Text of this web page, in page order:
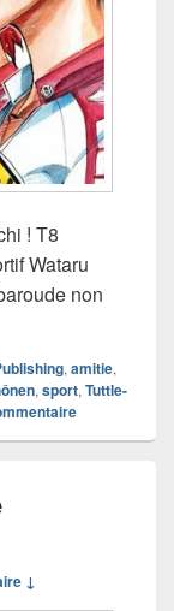
! T8
Wataru
non
, amitie,
, sport, Tuttle-
↓